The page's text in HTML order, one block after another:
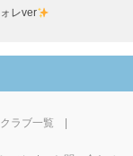
レver
ラブ一覧